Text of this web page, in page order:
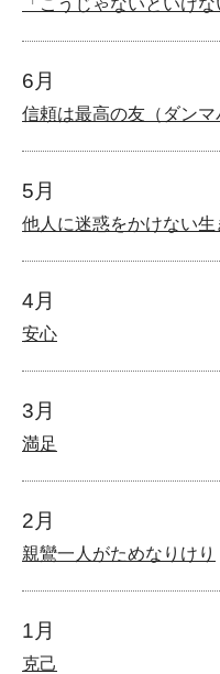
「こうじゃないといけ
6月
信頼は最高の友（ダンマ
5月
他人に迷惑をかけない生
4月
安心
3月
満足
2月
親鸞一人がためなりけり
1月
克己